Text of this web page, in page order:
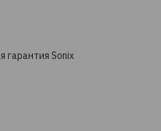
гарантия Sonix